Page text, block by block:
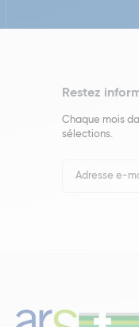
Restez
Chaque mois
sélections.
Newsletter